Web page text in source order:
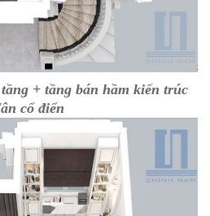
+ tầng bán hầm kiến trúc
cổ điển